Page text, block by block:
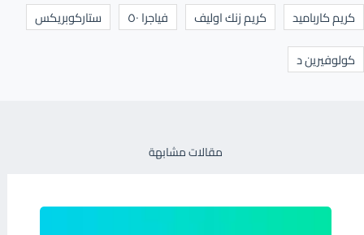
كريم كارباميد
كريم زنك اوليف فياجرا ٥٠
ستاركوبريكس
كولوفيرين د
مقالات مشابهة